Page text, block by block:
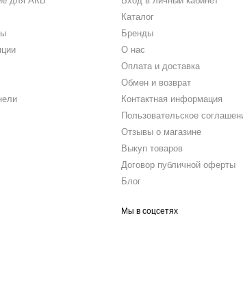
Каталог
Бренды
О нас
Оплата и доставка
Обмен и возврат
Контактная информация
Пользовательское
Отзывы о магазине
Выкуп товаров
Договор публичной оферты
Блог
Мы в соцсетях